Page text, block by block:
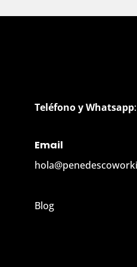
Teléfono y Whatsapp:
Email
Blog